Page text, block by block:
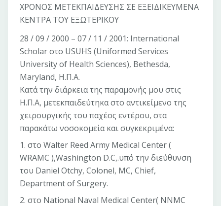
ΧΡΟΝΟΣ ΜΕΤΕΚΠΑΙΔΕΥΣΗΣ ΣΕ ΕΞΕΙΔΙΚΕΥΜΕΝΑ
ΚΕΝΤΡΑ ΤΟΥ ΕΞΩΤΕΡΙΚΟΥ
28 / 09 / 2000 – 07 / 11 / 2001: International
Scholar στο USUHS (Uniformed Services
University of Health Sciences), Bethesda,
Maryland, Η.Π.Α.
Κατά την διάρκεια της παραμονής μου στις
Η.Π.Α, μετεκπαιδεύτηκα στο αντικείμενο της
χειρουργικής του παχέος εντέρου, στα
παρακάτω νοσοκομεία και συγκεκριμένα:
1. στο Walter Reed Army Medical Center (
WRAMC ),Washington D.C,.υπό την διεύθυνση
του Daniel Otchy, Colonel, MC, Chief,
Department of Surgery.
2. στο National Naval Medical Center( NNMC